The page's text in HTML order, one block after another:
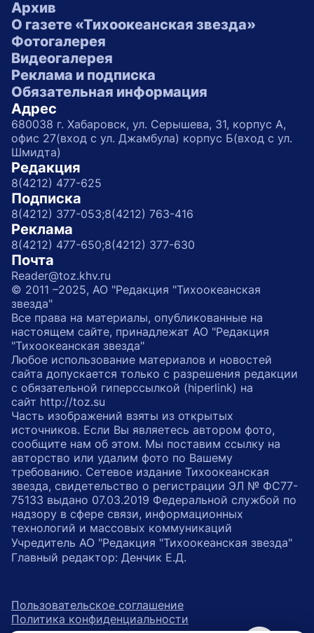
Архив
О газете «Тихоокеанская звезда»
Фотогалерея
Видеогалерея
Реклама и подписка
Обязательная информация
Адрес
680038 г. Хабаровск, ул. Серышева, 31, корпус А,
офис 27(вход с ул. Джамбула) корпус Б(вход с ул.
Шмидта)
Редакция
8(4212) 477-625
Подписка
8(4212) 377-053;8(4212) 763-416
Реклама
8(4212) 477-650;8(4212) 377-630
Почта
Reader@toz.khv.ru
© 2011 –2025, АО "Редакция "Тихоокеанская
звезда"
Все права на материалы, опубликованные на
настоящем сайте, принадлежат АО "Редакция
"Тихоокеанская звезда"
Любое использование материалов и новостей
сайта допускается только с разрешения редакции
с обязательной гиперссылкой (hiperlink) на
сайт http://toz.su
Часть изображений взяты из открытых
источников. Если Вы являетесь автором фото,
сообщите нам об этом. Мы поставим ссылку на
авторство или удалим фото по Вашему
требованию. Сетевое издание Тихоокеанская
звезда, свидетельство о регистрации ЭЛ № ФС77-
75133 выдано 07.03.2019 Федеральной службой по
надзору в сфере связи, информационных
технологий и массовых коммуникаций
Учредитель АО "Редакция "Тихоокеанская звезда"
Главный редактор: Денчик Е.Д.
Пользовательское соглашение
Политика конфиденциальности